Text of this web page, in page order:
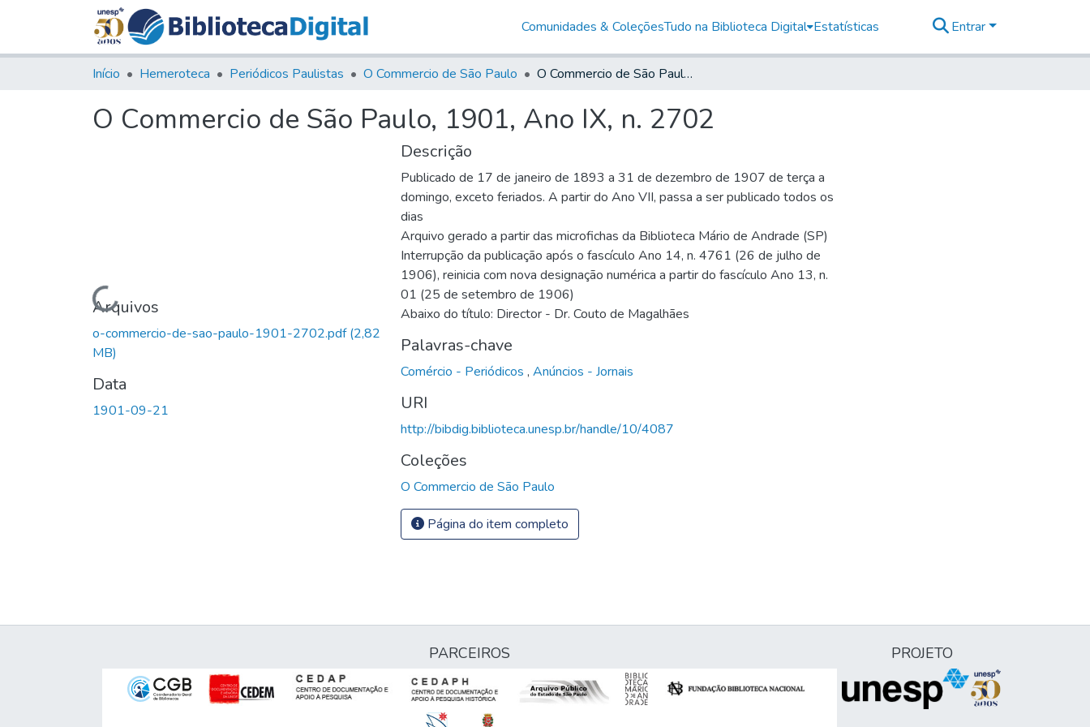
Comunidades & ColeçõesTudo na Biblioteca Digital Estatísticas Entrar
Início Hemeroteca Periódicos Paulistas O Commercio de São Paulo O Commercio de São Paulo, 1901, Ano IX, n. 2702
O Commercio de São Paulo, 1901, Ano IX, n. 2702
Carregando...
Arquivos
o-commercio-de-sao-paulo-1901-2702.pdf(2,82
MB)
Data
1901-09-21
Descrição
Publicado de 17 de janeiro de 1893 a 31 de dezembro de 1907 de terça a
domingo, exceto feriados. A partir do Ano VII, passa a ser publicado todos os
dias
Arquivo gerado a partir das microfichas da Biblioteca Mário de Andrade (SP)
Interrupção da publicação após o fascículo Ano 14, n. 4761 (26 de julho de
1906), reinicia com nova designação numérica a partir do fascículo Ano 13, n.
01 (25 de setembro de 1906)
Abaixo do título: Director - Dr. Couto de Magalhães
Palavras-chave
Comércio - Periódicos , Anúncios - Jornais
URI
http://bibdig.biblioteca.unesp.br/handle/10/4087
Coleções
O Commercio de São Paulo
Página do item completo
PARCEIROS PROJETO